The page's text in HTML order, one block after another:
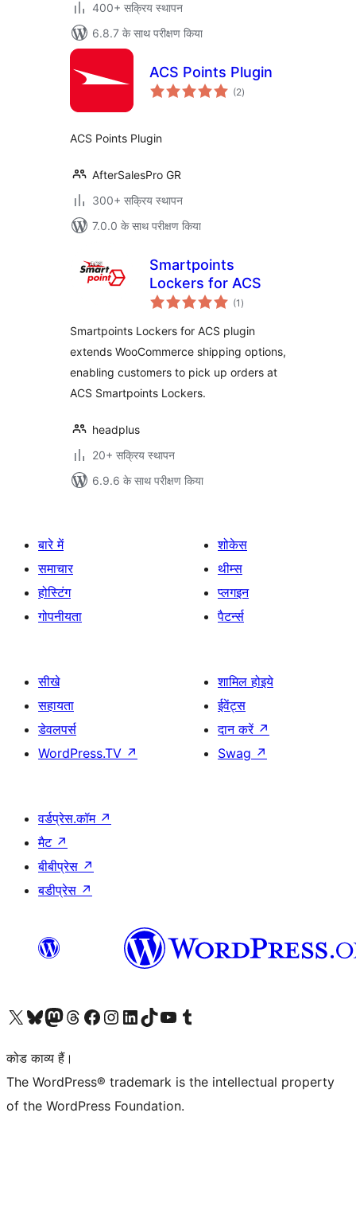
400+ सक्रिय स्थापन
6.8.7 के साथ परीक्षण किया
ACS Points Plugin
(2कुल
दर)
ACS Points Plugin
AfterSalesPro GR
300+ सक्रिय स्थापन
7.0.0 के साथ परीक्षण किया
Smartpoints
Lockers for ACS
(1 कुल
दर)
Smartpoints Lockers for ACS plugin
extends WooCommerce shipping options,
enabling customers to pick up orders at
ACS Smartpoints Lockers.
headplus
20+ सक्रिय स्थापन
6.9.6 के साथ परीक्षण किया
बारे में
समाचार
होस्टिंग
गोपनीयता
शोकेस
थीम्स
प्लगइन
पैटर्न्स
सीखे
सहायता
डेवलपर्स
WordPress.TV ↗
शामिल होइये
ईवेंट्स
दान करें ↗
Swag ↗
वर्डप्रेस.कॉम ↗
मैट ↗
बीबीप्रेस ↗
बडीप्रेस ↗
Visit our X (formerly Twitter) account
हमारे बलुस्की खाते पर जाएँVisit our Mastodon account
हमारे थ्रेड्स अकाउंट पर जाएंहमारे फेसबुक पेज पर जाएँहमारे इंस्टाग्राम अकाउंट पर जाएंहमारे लिंक्डइन खाते पर जाएँहमारे टिकटॉक खाते पर जाएँहमारे यूट्यूब चैनल पर जाएंहमारे Tumblr खाते पर जाएँ
कोड काव्य हैं।
The WordPress® trademark is the intellectual property
of the WordPress Foundation.